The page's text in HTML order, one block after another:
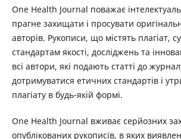
One Health Journal поважає
прагне захищати і просувати
авторів. Рукописи, що містять плагіат,
стандартам якості, досліджень та
всі автори, які подають статті до
дотримуватися етичних стандартів і
плагіату в будь-якій формі.
One Health Journal вживає серйозних
опублікованих рукописів, в яких